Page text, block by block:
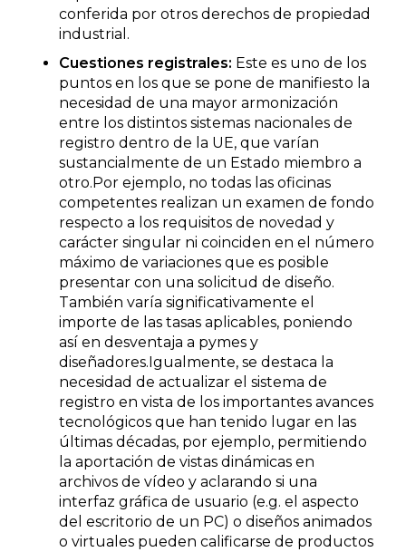
conferida por otros derechos de propiedad
industrial.
Cuestiones registrales: Este es uno de los
puntos en los que se pone de manifiesto la
necesidad de una mayor armonización
entre los distintos sistemas nacionales de
registro dentro de la UE, que varían
sustancialmente de un Estado miembro a
otro.Por ejemplo, no todas las oficinas
competentes realizan un examen de fondo
respecto a los requisitos de novedad y
carácter singular ni coinciden en el número
máximo de variaciones que es posible
presentar con una solicitud de diseño.
También varía significativamente el
importe de las tasas aplicables, poniendo
así en desventaja a pymes y
diseñadores.Igualmente, se destaca la
necesidad de actualizar el sistema de
registro en vista de los importantes avances
tecnológicos que han tenido lugar en las
últimas décadas, por ejemplo, permitiendo
la aportación de vistas dinámicas en
archivos de vídeo y aclarando si una
interfaz gráfica de usuario (e.g. el aspecto
del escritorio de un PC) o diseños animados
o virtuales pueden calificarse de productos